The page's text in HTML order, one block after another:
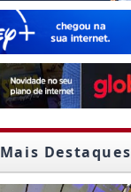
Mais Destaques